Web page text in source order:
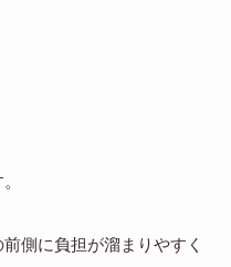
側に負担が溜まりやすく